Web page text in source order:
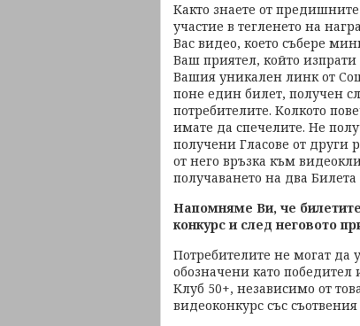
Както знаете от
участие в тегленето на
Вас видео, което събере
Ваш приятел, който изпрати
Вашия уникален линк от
поне един билет, получен
потребителите. Колкото
имате да спечелите. Не
получени Гласове от други
от него връзка към
получаването на два Билета
Напомняме Ви, че
конкурс и след неговото
Потребителите не могат да
обозначени като
Клуб 50+, независимо от
видеоконкурс със